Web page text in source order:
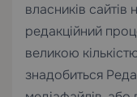
власників
редакційний
великою
знадобиться